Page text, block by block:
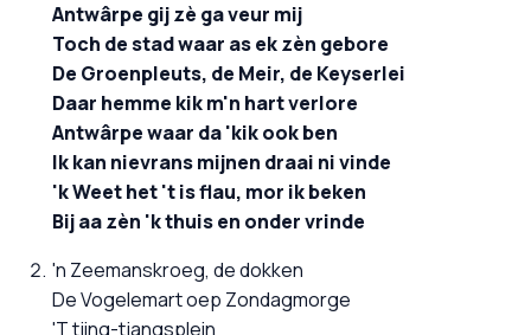
Antwârpe gij zè ga veur mij
Toch de stad waar as ek zèn gebore
De Groenpleuts, de Meir, de Keyserlei
Daar hemme kik m'n hart verlore
Antwârpe waar da 'kik ook ben
Ik kan nievrans mijnen draai ni vinde
'k Weet het 't is flau, mor ik beken
Bij aa zèn 'k thuis en onder vrinde
'n Zeemanskroeg, de dokken
De Vogelemart oep Zondagmorge
'T tjing-tjangsplein